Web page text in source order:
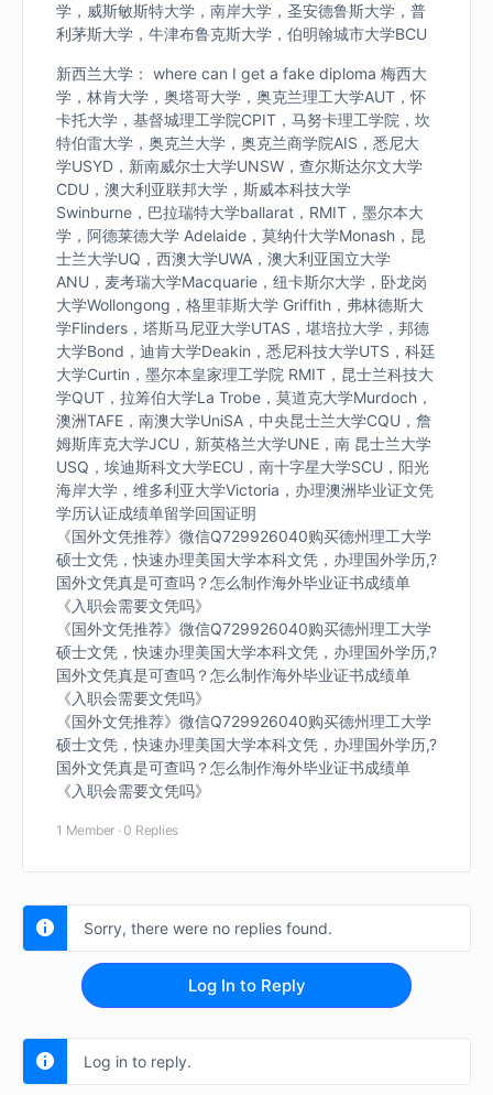
学，威斯敏斯特大学，南岸大学，圣安德鲁斯大学，普
利茅斯大学，牛津布鲁克斯大学，伯明翰城市大学BCU
新西兰大学： where can I get a fake diploma 梅西大
学，林肯大学，奥塔哥大学，奥克兰理工大学AUT，怀
卡托大学，基督城理工学院CPIT，马努卡理工学院，坎
特伯雷大学，奥克兰大学，奥克兰商学院AIS，悉尼大
学USYD，新南威尔士大学UNSW，查尔斯达尔文大学
CDU，澳大利亚联邦大学，斯威本科技大学
Swinburne，巴拉瑞特大学ballarat，RMIT，墨尔本大
学，阿德莱德大学 Adelaide，莫纳什大学Monash，昆
士兰大学UQ，西澳大学UWA，澳大利亚国立大学
ANU，麦考瑞大学Macquarie，纽卡斯尔大学，卧龙岗
大学Wollongong，格里菲斯大学 Griffith，弗林德斯大
学Flinders，塔斯马尼亚大学UTAS，堪培拉大学，邦德
大学Bond，迪肯大学Deakin，悉尼科技大学UTS，科廷
大学Curtin，墨尔本皇家理工学院 RMIT，昆士兰科技大
学QUT，拉筹伯大学La Trobe，莫道克大学Murdoch，
澳洲TAFE，南澳大学UniSA，中央昆士兰大学CQU，詹
姆斯库克大学JCU，新英格兰大学UNE，南 昆士兰大学
USQ，埃迪斯科文大学ECU，南十字星大学SCU，阳光
海岸大学，维多利亚大学Victoria，办理澳洲毕业证文凭
学历认证成绩单留学回国证明
《国外文凭推荐》微信Q729926040购买德州理工大学
硕士文凭，快速办理美国大学本科文凭，办理国外学历,?
国外文凭真是可查吗？怎么制作海外毕业证书成绩单
《入职会需要文凭吗》
《国外文凭推荐》微信Q729926040购买德州理工大学
硕士文凭，快速办理美国大学本科文凭，办理国外学历,?
国外文凭真是可查吗？怎么制作海外毕业证书成绩单
《入职会需要文凭吗》
《国外文凭推荐》微信Q729926040购买德州理工大学
硕士文凭，快速办理美国大学本科文凭，办理国外学历,?
国外文凭真是可查吗？怎么制作海外毕业证书成绩单
《入职会需要文凭吗》
1 Member · 0 Replies
Sorry, there were no replies found.
Log In to Reply
Log in to reply.